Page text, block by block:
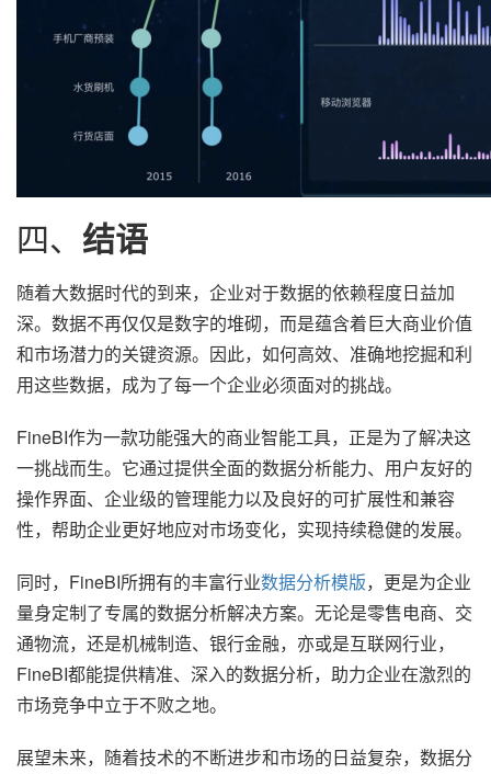
四、 结语
随着大数据时代的到来，企业对于数据的依赖程度日益加
深。数据不再仅仅是数字的堆砌，而是蕴含着巨大商业价值
和市场潜力的关键资源。因此，如何高效、准确地挖掘和利
用这些数据，成为了每一个企业必须面对的挑战。
FineBI作为一款功能强大的商业智能工具，正是为了解决这
一挑战而生。它通过提供全面的数据分析能力、用户友好的
操作界面、企业级的管理能力以及良好的可扩展性和兼容
性，帮助企业更好地应对市场变化，实现持续稳健的发展。
同时，FineBI所拥有的丰富行业数据分析模版，更是为企业
量身定制了专属的数据分析解决方案。无论是零售电商、交
通物流，还是机械制造、银行金融，亦或是互联网行业，
FineBI都能提供精准、深入的数据分析，助力企业在激烈的
市场竞争中立于不败之地。
展望未来，随着技术的不断进步和市场的日益复杂，数据分